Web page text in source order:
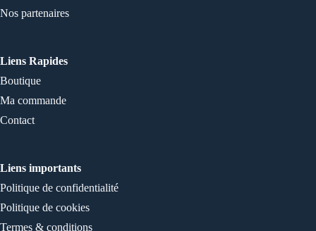
Nos partenaires
Liens Rapides
Boutique
Ma commande
Contact
Liens importants
Politique de confidentialité
Politique de cookies
Termes & conditions